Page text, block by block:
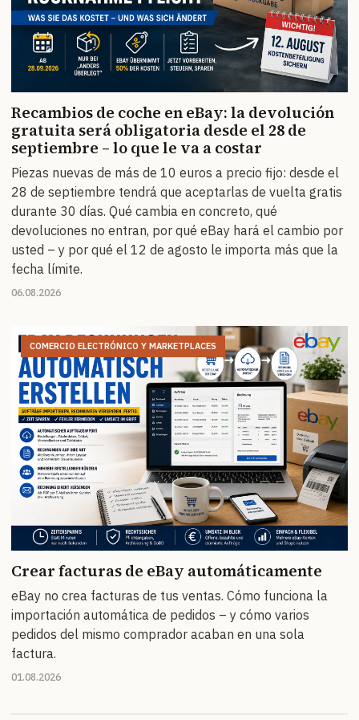
Recambios de coche en eBay: la devolución
gratuita será obligatoria desde el 28 de
septiembre – lo que le va a costar
Piezas nuevas de más de 10 euros a precio fijo: desde el
28 de septiembre tendrá que aceptarlas de vuelta gratis
durante 30 días. Qué cambia en concreto, qué
devoluciones no entran, por qué eBay hará el cambio por
usted – y por qué el 12 de agosto le importa más que la
fecha límite.
06.08.2026
COMERCIO ELECTRÓNICO Y MARKETPLACES
Crear facturas de eBay automáticamente
eBay no crea facturas de tus ventas. Cómo funciona la
importación automática de pedidos – y cómo varios
pedidos del mismo comprador acaban en una sola
factura.
01.08.2026